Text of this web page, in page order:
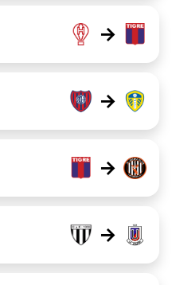
→
→
→
→